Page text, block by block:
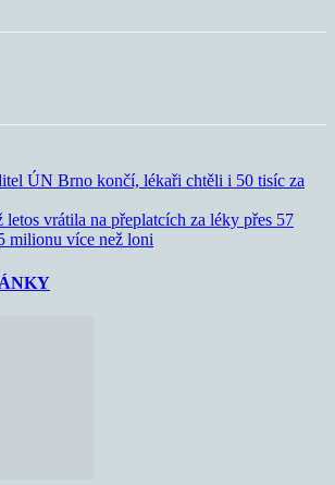
ÚN Brno končí, lékaři chtěli i 50 tisíc za
letos vrátila na přeplatcích za léky přes 57
milionu více než loni